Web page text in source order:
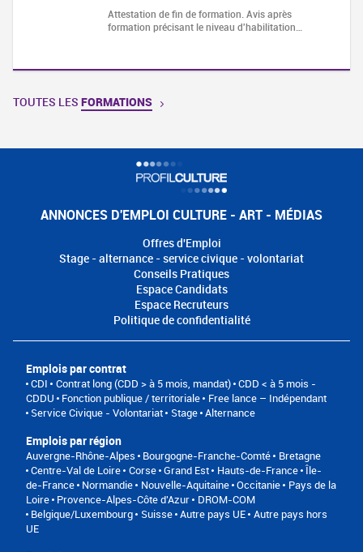
Attestation de fin de formation. Avis après
formation précisant le niveau d'habilitation…
TOUTES LES FORMATIONS
ANNONCES D'EMPLOI CULTURE - ART - MÉDIAS
Offres d'Emploi
Stage - alternance - service civique - volontariat
Conseils Pratiques
Espace Candidats
Espace Recruteurs
Politique de confidentialité
Emplois par contrat
CDI Contrat long (CDD > à 5 mois, mandat) CDD < à 5 mois -
CDDU
Fonction publique / territoriale
Free lance – Indépendant
Service Civique - Volontariat
Stage Alternance
Emplois par région
Auvergne-Rhône-Alpes Bourgogne-Franche-Comté
Bretagne
Centre-Val de Loire Corse Grand Est Hauts-de-France Île-
de-France Normandie Nouvelle-Aquitaine Occitanie
Pays de la
Loire Provence-Alpes-Côte d'Azur
DROM-COM
Belgique/Luxembourg
Suisse Autre pays UE Autre pays hors
UE